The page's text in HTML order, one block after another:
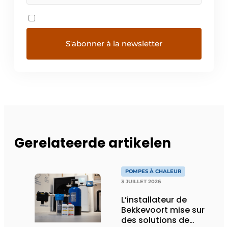
Gerelateerde artikelen
POMPES À CHALEUR
3 JUILLET 2026
L’installateur de
Bekkevoort mise sur
des solutions de